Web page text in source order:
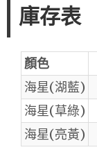
庫存表
顏色
海星(湖藍)
海星(草綠)
海星(亮黃)